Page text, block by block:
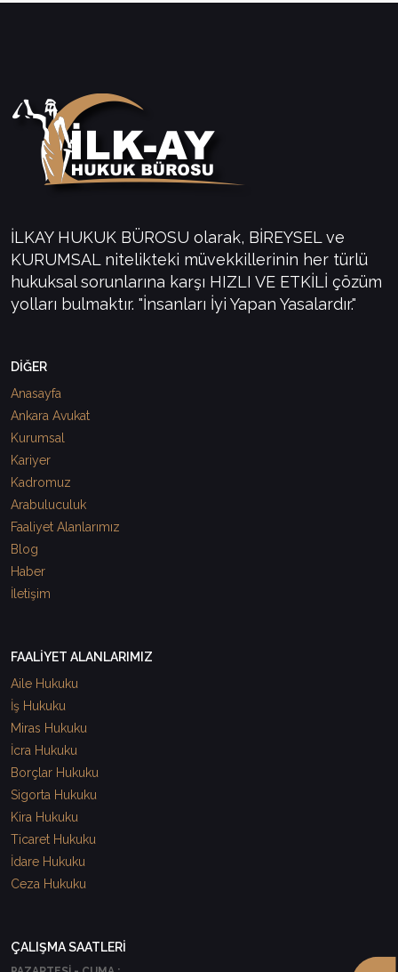
İLKAY HUKUK BÜROSU olarak, BİREYSEL ve
KURUMSAL nitelikteki müvekkillerinin her türlü
hukuksal sorunlarına karşı HIZLI VE ETKİLİ çözüm
yolları bulmaktır. "İnsanları İyi Yapan Yasalardır."
DİĞER
Anasayfa
Ankara Avukat
Kurumsal
Kariyer
Kadromuz
Arabuluculuk
Faaliyet Alanlarımız
Blog
Haber
İletişim
FAALİYET ALANLARIMIZ
Aile Hukuku
İş Hukuku
Miras Hukuku
İcra Hukuku
Borçlar Hukuku
Sigorta Hukuku
Kira Hukuku
Ticaret Hukuku
İdare Hukuku
Ceza Hukuku
ÇALIŞMA SAATLERİ